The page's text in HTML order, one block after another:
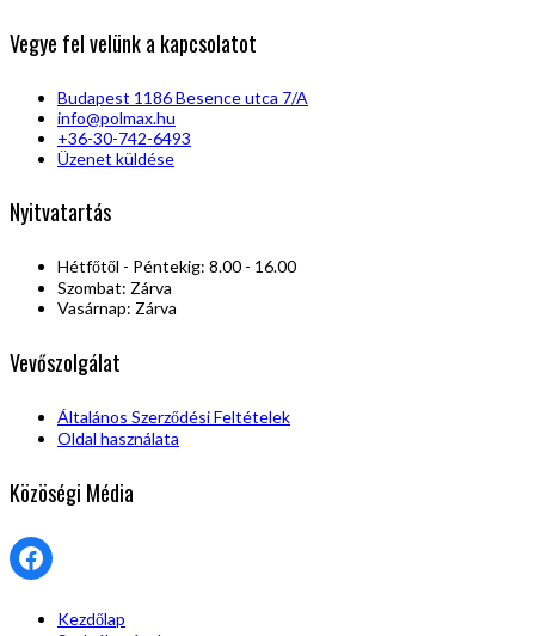
Vegye fel velünk a kapcsolatot
Budapest 1186 Besence utca 7/A
info@polmax.hu
+36-30-742-6493
Üzenet küldése
Nyitvatartás
Hétfőtől - Péntekig: 8.00 - 16.00
Szombat: Zárva
Vasárnap: Zárva
Vevőszolgálat
Általános Szerződési Feltételek
Oldal használata
Közöségi Média
Facebook
Kezdőlap